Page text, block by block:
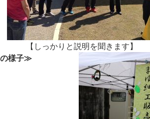
【しっかりと説明を聞きます】
様子≫